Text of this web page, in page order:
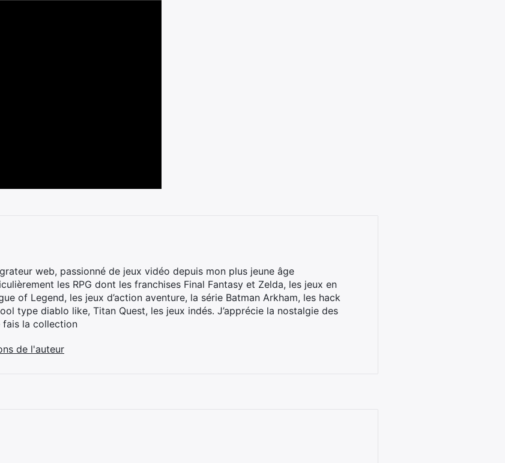
web, passionné de jeux vidéo depuis mon plus jeune âge
les RPG dont les franchises Final Fantasy et Zelda, les jeux en
of Legend, les jeux d’action aventure, la série Batman Arkham, les hack
type diablo like, Titan Quest, les jeux indés. J’apprécie la nostalgie des
la collection
de l'auteur